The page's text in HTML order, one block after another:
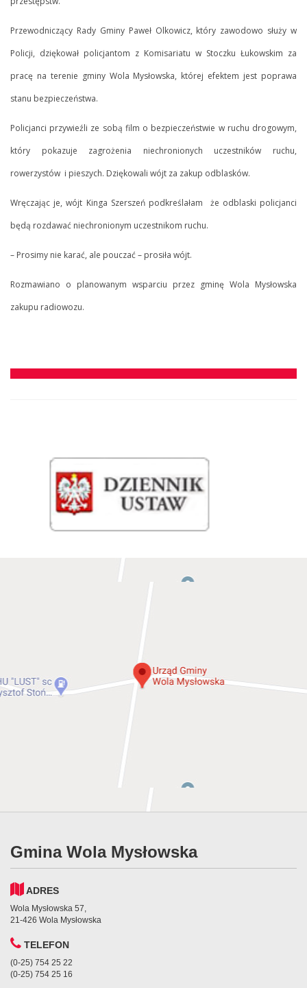
Przewodniczący Rady Gminy Paweł Olkowicz, który zawodowo służy w
Policji, dziękował policjantom z Komisariatu w Stoczku Łukowskim za
pracę na terenie gminy Wola Mysłowska, której efektem jest poprawa
stanu bezpieczeństwa.
Policjanci przywieźli ze sobą film o bezpieczeństwie w ruchu drogowym,
który pokazuje zagrożenia niechronionych uczestników ruchu,
rowerzystów i pieszych. Dziękowali wójt za zakup odblasków.
Wręczając je, wójt Kinga Szerszeń podkreślałam że odblaski policjanci
będą rozdawać niechronionym uczestnikom ruchu.
– Prosimy nie karać, ale pouczać – prosiła wójt.
Rozmawiano o planowanym wsparciu przez gminę Wola Mysłowska
zakupu radiowozu.
Gmina Wola Mysłowska
ADRES
Wola Mysłowska 57,
21-426 Wola Mysłowska
TELEFON
(0-25) 754 25 22
(0-25) 754 25 16